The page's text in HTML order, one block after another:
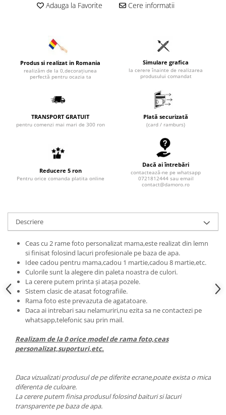
Adauga la Favorite Cere informatii
Produs si realizat in Romania
realizăm de la 0,decorațiunea
perfectă pentru ocazia ta
Simulare grafica
la cerere înainte de realizarea
produsului comandat
TRANSPORT GRATUIT
pentru comenzi mai mari de 300 ron
Plată securizată
(card / ramburs)
Reducere 5 ron
Pentru orice comanda platita online
Dacă ai întrebări
contactează-ne pe whatsapp
0721812444 sau email
contact@damoro.ro
Descriere
Ceas cu 2 rame foto personalizat mama,este realizat din lemn
si finisat folosind lacuri profesionale pe baza de apa.
Idee cadou pentru mama,cadou 1 martie,cadou 8 martie,etc.
Culorile sunt la alegere din paleta noastra de culori.
La cerere putem printa și atașa pozele.
Sistem clasic de atasat fotografiile.
Rama foto este prevazuta de agatatoare.
Daca ai intrebari sau nelamuriri,nu ezita sa ne contactezi pe
whatsapp,telefonic sau prin mail.
Realizam de la 0 orice model de rama foto,ceas
personalizat,suporturi,etc.
Daca vizualizati produsul de pe diferite ecrane,poate exista o mica
diferenta de culoare.
La cerere putem finisa produsul folosind baituri si lacuri
transparente pe baza de apa.